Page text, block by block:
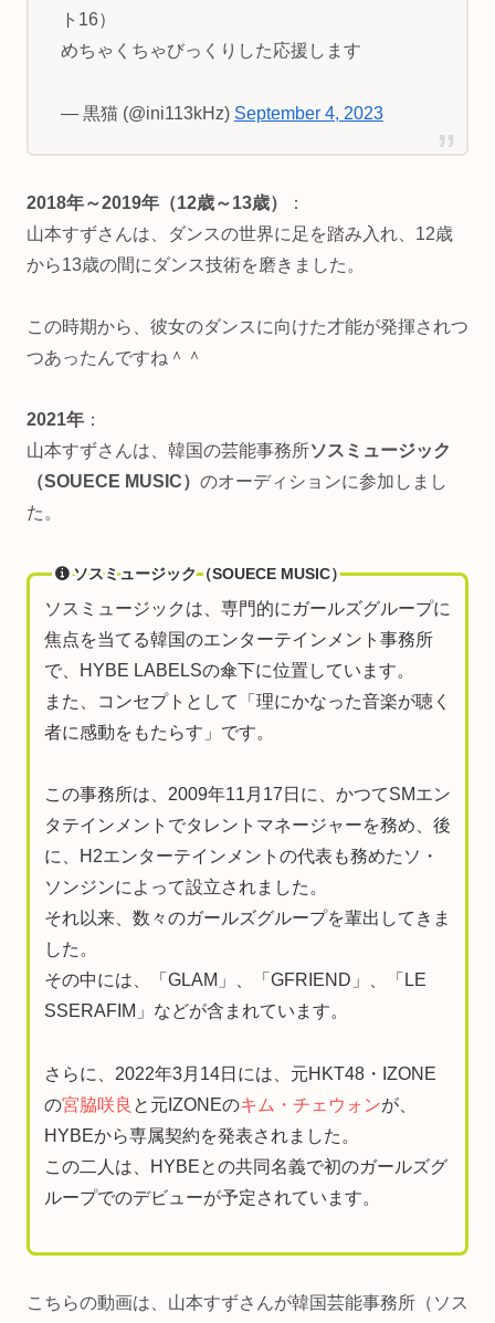
ト16）
めちゃくちゃびっくりした応援します
— 黒猫 (@ini113kHz) September 4, 2023
2018年～2019年（12歳～13歳）
：
山本すずさんは、ダンスの世界に足を踏み入れ、12歳
から13歳の間にダンス技術を磨きました。
この時期から、彼女のダンスに向けた才能が発揮されつ
つあったんですね＾＾
2021年 ：
山本すずさんは、韓国の芸能事務所ソスミュージック
（SOUECE MUSIC） のオーディションに参加しまし
た。
ソスミュージック（SOUECE MUSIC）
ソスミュージックは、専門的にガールズグループに
焦点を当てる韓国のエンターテインメント事務所
で、HYBE LABELSの傘下に位置しています。
また、コンセプトとして「理にかなった音楽が聴く
者に感動をもたらす」です。
この事務所は、2009年11月17日に、かつてSMエン
タテインメントでタレントマネージャーを務め、後
に、H2エンターテインメントの代表も務めたソ・
ソンジンによって設立されました。
それ以来、数々のガールズグループを輩出してきま
した。
その中には、「GLAM」、「GFRIEND」、「LE
SSERAFIM」などが含まれています。
さらに、2022年3月14日には、元HKT48・IZONE
の宮脇咲良 と元IZONEのキム・チェウォンが、
HYBEから専属契約を発表されました。
この二人は、HYBEとの共同名義で初のガールズグ
ループでのデビューが予定されています。
こちらの動画は、山本すずさんが韓国芸能事務所（ソス